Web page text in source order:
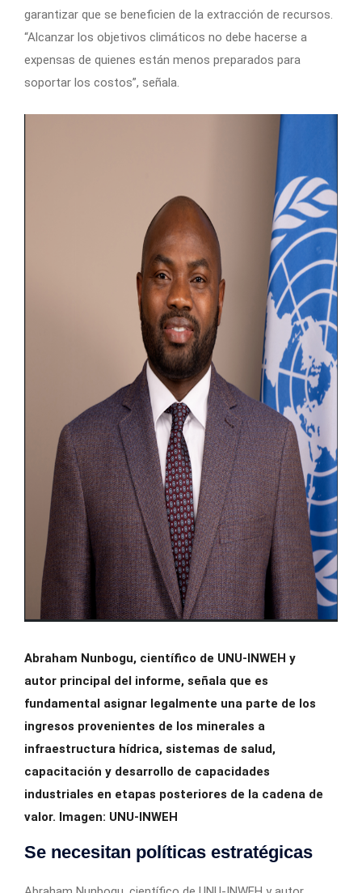
garantizar que se beneficien de la extracción de recursos.
“Alcanzar los objetivos climáticos no debe hacerse a
expensas de quienes están menos preparados para
soportar los costos”, señala.
Abraham Nunbogu, científico de UNU-INWEH y
autor principal del informe, señala que es
fundamental asignar legalmente una parte de los
ingresos provenientes de los minerales a
infraestructura hídrica, sistemas de salud,
capacitación y desarrollo de capacidades
industriales en etapas posteriores de la cadena de
valor. Imagen: UNU-INWEH
Se necesitan políticas estratégicas